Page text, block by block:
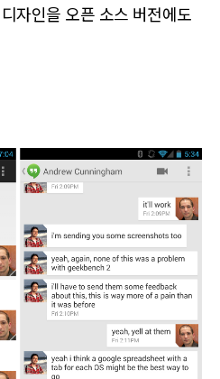
자인을 오픈 소스 버전에도